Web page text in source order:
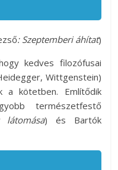
: Szeptemberi áhítat)
kedves filozófusai
Wittgenstein)
a kötetben. Említődik
természetfestő
látomása) és Bartók